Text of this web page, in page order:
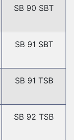
SB 90 SBT
SB 91 SBT
SB 91 TSB
SB 92 TSB